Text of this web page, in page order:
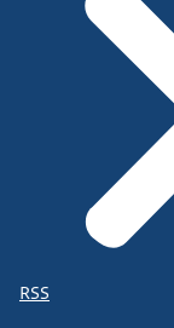
RSS